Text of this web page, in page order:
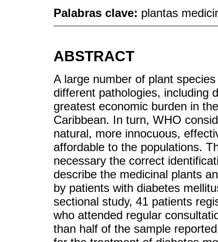
Palabras clave: plantas
ABSTRACT
A large number of plant
different pathologies, including
greatest economic burden in
Caribbean. In turn, WHO
natural, more innocuous,
affordable to the populations.
necessary the correct
describe the medicinal plants
by patients with diabetes
sectional study, 41 patients
who attended regular
than half of the sample